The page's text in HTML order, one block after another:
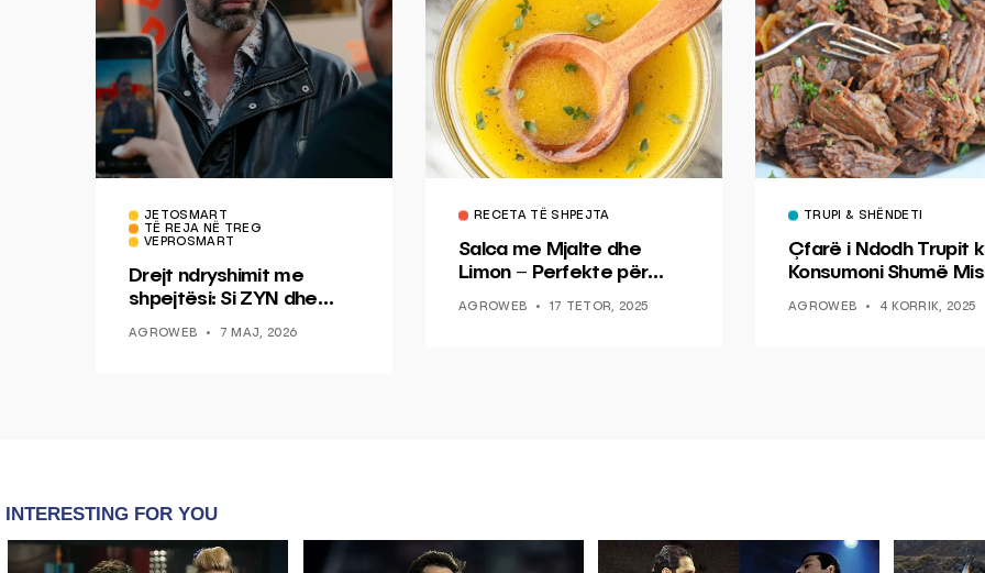
JETOSMART
TË REJA NË TREG
VEPROSMART
Drejt ndryshimit me
shpejtësi: Si ZYN dhe
epokë të re pa tym
AGROWEB 7 MAJ, 2026
RECETA TË SHPEJTA
Salca me Mjalte dhe
Limon – Perfekte për
AGROWEB 17 TETOR, 2025
TRUPI & SHËNDETI
Çfarë i Ndodh Trupit
Konsumoni Shumë
AGROWEB 4 KORRIK, 2025